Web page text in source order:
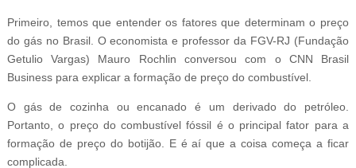
Primeiro, temos que entender os fatores que determinam o preço
do gás no Brasil. O economista e professor da FGV-RJ (Fundação
Getulio Vargas) Mauro Rochlin conversou com o CNN Brasil
Business para explicar a formação de preço do combustível.
O gás de cozinha ou encanado é um derivado do petróleo.
Portanto, o preço do combustível fóssil é o principal fator para a
formação de preço do botijão. E é aí que a coisa começa a ficar
complicada.